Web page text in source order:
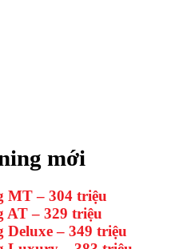
mới
MT – 304 triệu
AT – 329 triệu
– 349 triệu